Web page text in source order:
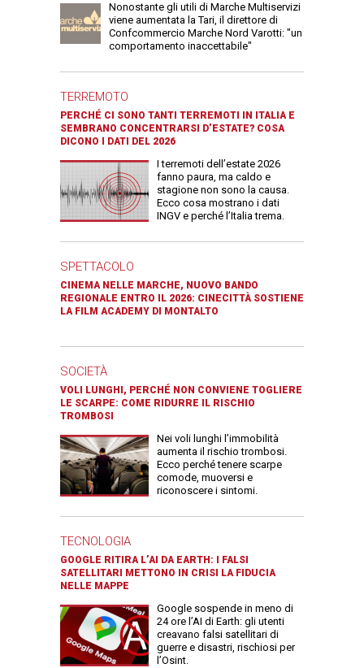
Nonostante gli utili di Marche Multiservizi
viene aumentata la Tari, il direttore di
Confcommercio Marche Nord Varotti: "un
comportamento inaccettabile"
TERREMOTO
PERCHÉ CI SONO TANTI TERREMOTI IN ITALIA E
SEMBRANO CONCENTRARSI D’ESTATE? COSA
DICONO I DATI DEL 2026
I terremoti dell’estate 2026
fanno paura, ma caldo e
stagione non sono la causa.
Ecco cosa mostrano i dati
INGV e perché l’Italia trema.
SPETTACOLO
CINEMA NELLE MARCHE, NUOVO BANDO
REGIONALE ENTRO IL 2026: CINECITTÀ SOSTIENE
LA FILM ACADEMY DI MONTALTO
SOCIETÀ
VOLI LUNGHI, PERCHÉ NON CONVIENE TOGLIERE
LE SCARPE: COME RIDURRE IL RISCHIO
TROMBOSI
Nei voli lunghi l’immobilità
aumenta il rischio trombosi.
Ecco perché tenere scarpe
comode, muoversi e
riconoscere i sintomi.
TECNOLOGIA
GOOGLE RITIRA L’AI DA EARTH: I FALSI
SATELLITARI METTONO IN CRISI LA FIDUCIA
NELLE MAPPE
Google sospende in meno di
24 ore l’AI di Earth: gli utenti
creavano falsi satellitari di
guerre e disastri, rischiosi per
l’Osint.